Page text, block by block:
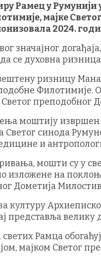
Рамец у Румунији
мајке
2024.
значајног
да се духовна
ризницу
Филотимије.
Светог преподобног
моштију извршен
синода
и
мошти су у
изложене на
Дометија
културу
представља
Рамца
мајком Светог